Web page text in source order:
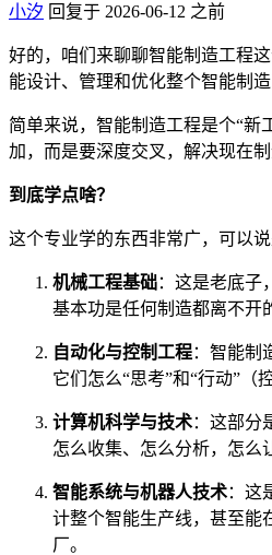
小汐 回复于 2026-06-12 之前
好的，咱们来聊聊智能制造工程
能设计、管理和优化整个智能制造
简单来说，智能制造工程是个“
加，而是要深度交叉，解决现在
到底学点啥？
这个专业学的东西非常广，可以
机械工程基础：这是老底子
基本功是任何制造都离不开
自动化与控制工程：智能制
它们怎么“思考”和“行动”（
计算机科学与技术：这部分
怎么收集、怎么分析，怎么
智能系统与机器人技术：这
计整个智能生产线，甚至能
厂。